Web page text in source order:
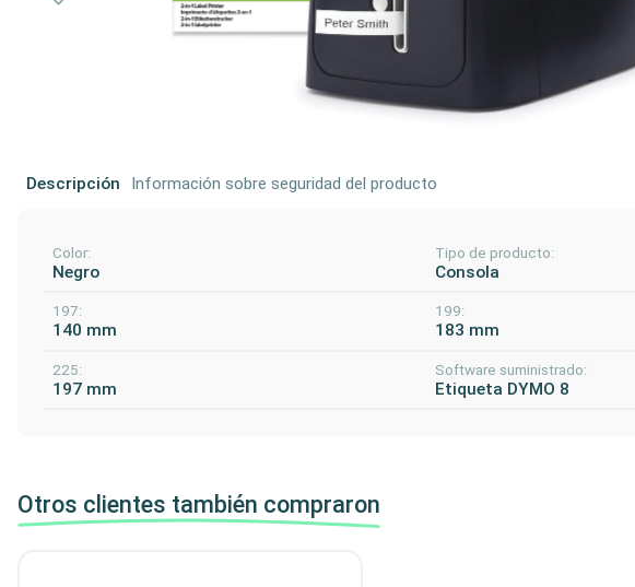
Descripción Información sobre seguridad del producto
Color:
Negro
Tipo de producto:
Consola
197:
140 mm
199:
183 mm
225:
197 mm
Software suministrado:
Etiqueta DYMO 8
Otros clientes también compraron